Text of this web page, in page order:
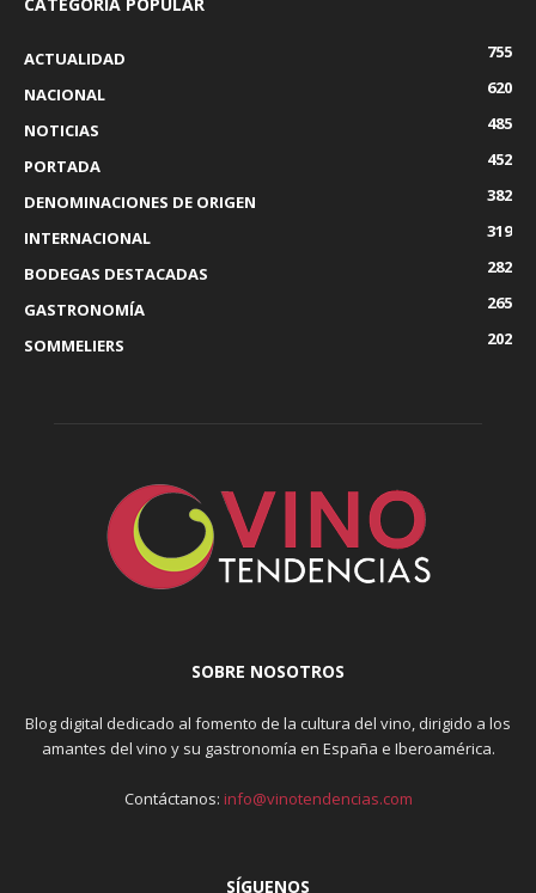
ACTUALIDAD
755
NACIONAL
620
NOTICIAS
485
PORTADA
452
DENOMINACIONES DE ORIGEN
382
INTERNACIONAL
319
BODEGAS DESTACADAS
282
GASTRONOMÍA
265
SOMMELIERS
202
SOBRE NOSOTROS
Blog digital dedicado al fomento de la cultura del vino, dirigido a los
amantes del vino y su gastronomía en España e Iberoamérica.
Contáctanos: info@vinotendencias.com
SÍGUENOS